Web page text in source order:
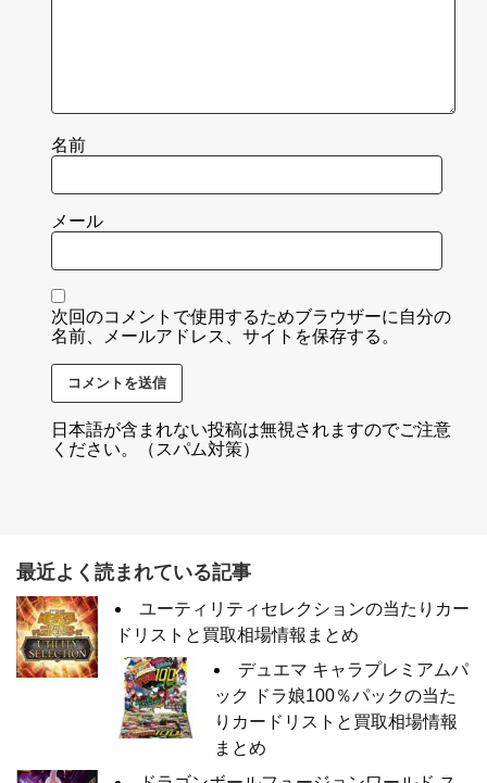
名前
メール
次回のコメントで使用するためブラウザーに自分の
名前、メールアドレス、サイトを保存する。
日本語が含まれない投稿は無視されますのでご注意
ください。（スパム対策）
最近よく読まれている記事
ユーティリティセレクションの当たりカー
ドリストと買取相場情報まとめ
デュエマ キャラプレミアムパ
ック ドラ娘100％パックの当た
りカードリストと買取相場情報
まとめ